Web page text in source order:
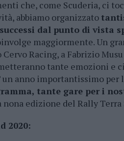
che, come Scuderia, ci
abbiamo organizzato
dal punto di vista
maggiormente. Un
Racing, a Fabrizio
tante emozioni e
anno importantissimo per
tante gare per i
edizione del Rally Terra
2020: